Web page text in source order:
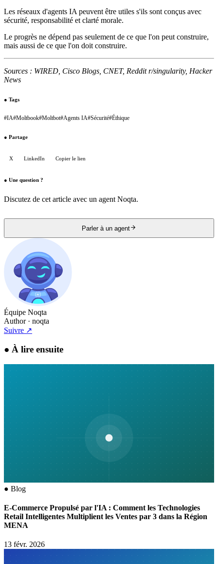
Les réseaux d'agents IA peuvent être utiles s'ils sont conçus avec
sécurité, responsabilité et clarté morale.
Le progrès ne dépend pas seulement de ce que l'on peut construire,
mais aussi de ce que l'on doit construire.
Sources : WIRED, Cisco Blogs, CNET, Reddit r/singularity, Hacker
News
● Tags
#IA#Moltbook#Moltbot#Agents IA#Sécurité#Éthique
● Partage
X LinkedIn Copier le lien
● Une question ?
Discutez de cet article avec un agent Noqta.
Parler à un agent
Équipe Noqta
Author· noqta
Suivre ↗
● À lire ensuite
● Blog
E-Commerce Propulsé par l'IA : Comment les Technologies
Retail Intelligentes Multiplient les Ventes par 3 dans la Région
MENA
13 févr. 2026